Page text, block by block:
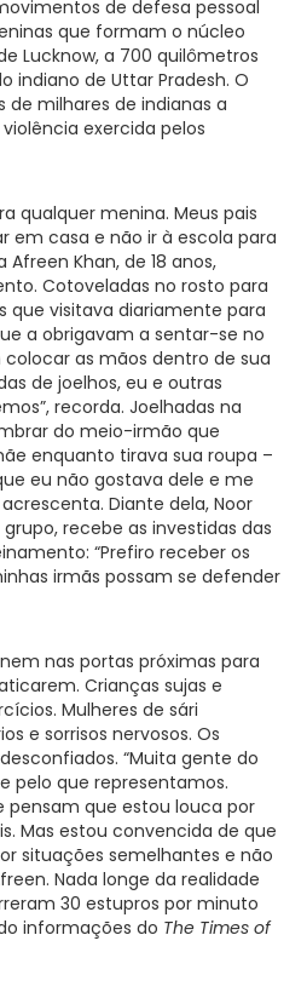
de defesa pessoal
que formam o núcleo
Lucknow, a 700 quilômetros
indiano de Uttar Pradesh. O
de milhares de indianas a
exercida pelos
qualquer menina. Meus pais
em casa e não ir à escola para
Khan, de 18 anos,
Cotoveladas no rosto para
que visitava diariamente para
a obrigavam a sentar-se no
as mãos dentro de sua
de joelhos, eu e outras
recorda. Joelhadas na
do meio-irmão que
enquanto tirava sua roupa –
eu não gostava dele e me
Diante dela, Noor
recebe as investidas das
“Prefiro receber os
irmãs possam se defender
nas portas próximas para
Crianças sujas e
Mulheres de sári
e sorrisos nervosos. Os
“Muita gente do
pelo que representamos.
pensam que estou louca por
Mas estou convencida de que
situações semelhantes e não
Nada longe da realidade
30 estupros por minuto
informações do The Times of